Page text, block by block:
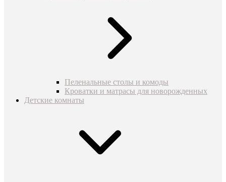
Пеленальные столы и комоды
Кроватки и матрасы для новорожденных
Детские комнаты